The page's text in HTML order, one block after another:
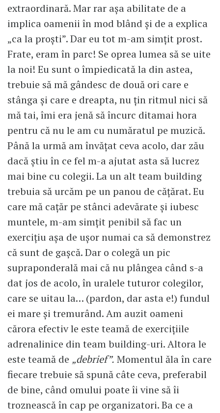
extraordinară. Mar rar aşa abilitate de a
implica oamenii în mod blând şi de a explica
„ca la proşti”. Dar eu tot m-am simţit prost.
Frate, eram în parc! Se oprea lumea să se uite
la noi! Eu sunt o împiedicată la din astea,
trebuie să mă gândesc de două ori care e
stânga şi care e dreapta, nu ţin ritmul nici să
mă tai, îmi era jenă să încurc ditamai hora
pentru că nu le am cu număratul pe muzică.
Până la urmă am învăţat ceva acolo, dar zău
dacă ştiu în ce fel m-a ajutat asta să lucrez
mai bine cu colegii. La un alt team building
trebuia să urcăm pe un panou de căţărat. Eu
care mă caţăr pe stânci adevărate şi iubesc
muntele, m-am simţit penibil să fac un
exerciţiu aşa de uşor numai ca să demonstrez
că sunt de gaşcă. Dar o colegă un pic
supraponderală mai că nu plângea când s-a
dat jos de acolo, în uralele tuturor colegilor,
care se uitau la… (pardon, dar asta e!) fundul
ei mare şi tremurând. Am auzit oameni
cărora efectiv le este teamă de exerciţiile
adrenalinice din team building-uri. Altora le
este teamă de „debrief”. Momentul ăla în care
fiecare trebuie să spună câte ceva, preferabil
de bine, când omului poate îi vine să îi
troznească în cap pe organizatori. Ba ce a